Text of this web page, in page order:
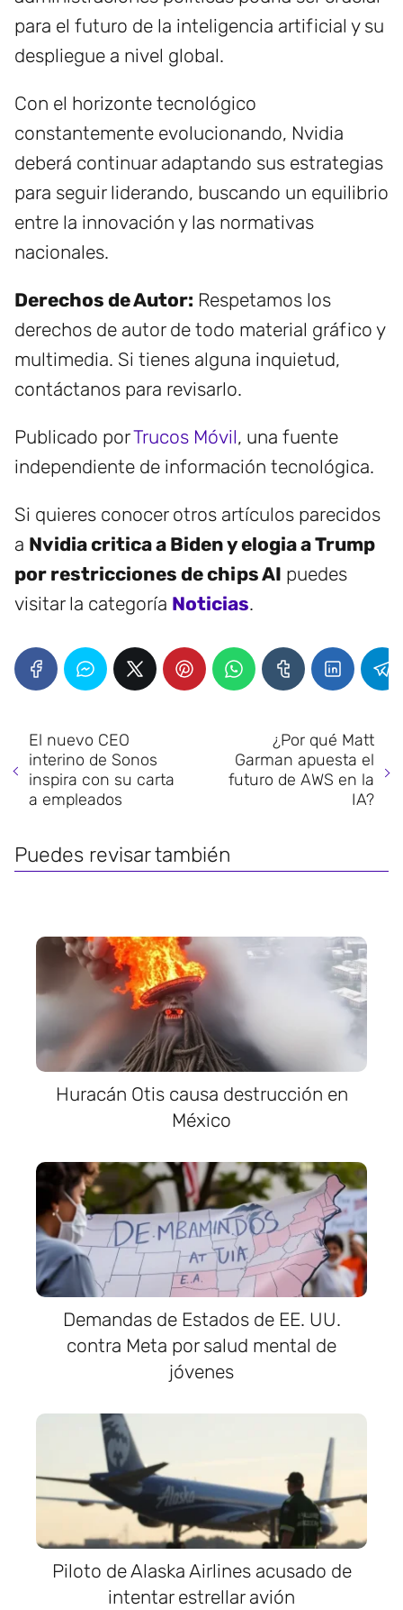
para el futuro de la inteligencia artificial y su
despliegue a nivel global.
Con el horizonte tecnológico
constantemente evolucionando, Nvidia
deberá continuar adaptando sus estrategias
para seguir liderando, buscando un equilibrio
entre la innovación y las normativas
nacionales.
Derechos de Autor: Respetamos los
derechos de autor de todo material gráfico y
multimedia. Si tienes alguna inquietud,
contáctanos para revisarlo.
Publicado porTrucos Móvil, una fuente
independiente de información tecnológica.
Si quieres conocer otros artículos parecidos
a Nvidia critica a Biden y elogia a Trump
por restricciones de chips AI puedes
visitar la categoría Noticias.
El nuevo CEO
interino de Sonos
inspira con su carta
a empleados
¿Por qué Matt
Garman apuesta el
futuro de AWS en la
IA?
Puedes revisar también
Huracán Otis causa destrucción en
México
Demandas de Estados de EE. UU.
contra Meta por salud mental de
jóvenes
Piloto de Alaska Airlines acusado de
intentar estrellar avión